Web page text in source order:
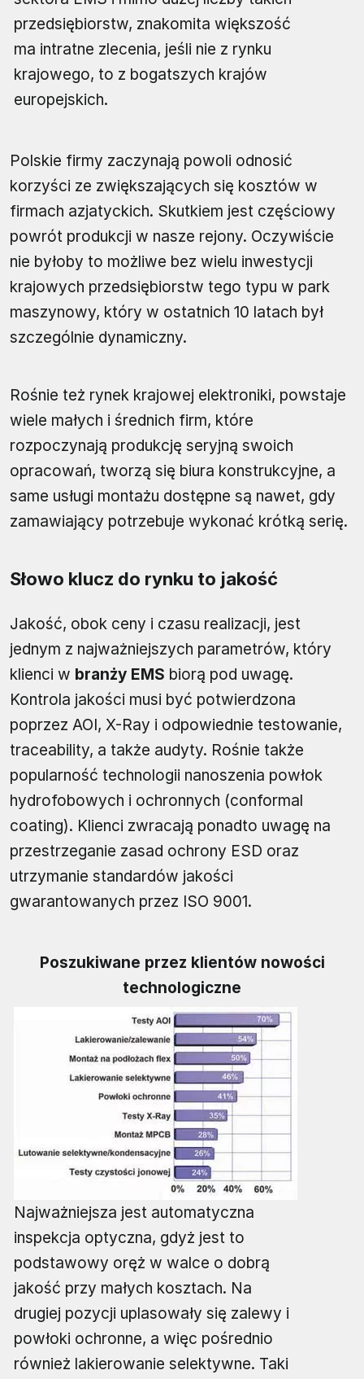
przedsiębiorstw, znakomita większość
ma intratne zlecenia, jeśli nie z rynku
krajowego, to z bogatszych krajów
europejskich.
Polskie firmy zaczynają powoli odnosić
korzyści ze zwiększających się kosztów w
firmach azjatyckich. Skutkiem jest częściowy
powrót produkcji w nasze rejony. Oczywiście
nie byłoby to możliwe bez wielu inwestycji
krajowych przedsiębiorstw tego typu w park
maszynowy, który w ostatnich 10 latach był
szczególnie dynamiczny.
Rośnie też rynek krajowej elektroniki, powstaje
wiele małych i średnich firm, które
rozpoczynają produkcję seryjną swoich
opracowań, tworzą się biura konstrukcyjne, a
same usługi montażu dostępne są nawet, gdy
zamawiający potrzebuje wykonać krótką serię.
Słowo klucz do rynku to jakość
Jakość, obok ceny i czasu realizacji, jest
jednym z najważniejszych parametrów, który
klienci w branży EMS biorą pod uwagę.
Kontrola jakości musi być potwierdzona
poprzez AOI, X-Ray i odpowiednie testowanie,
traceability, a także audyty. Rośnie także
popularność technologii nanoszenia powłok
hydrofobowych i ochronnych (conformal
coating). Klienci zwracają ponadto uwagę na
przestrzeganie zasad ochrony ESD oraz
utrzymanie standardów jakości
gwarantowanych przez ISO 9001.
Poszukiwane przez klientów nowości
technologiczne
Najważniejsza jest automatyczna
inspekcja optyczna, gdyż jest to
podstawowy oręż w walce o dobrą
jakość przy małych kosztach. Na
drugiej pozycji uplasowały się zalewy i
powłoki ochronne, a więc pośrednio
również lakierowanie selektywne. Taki